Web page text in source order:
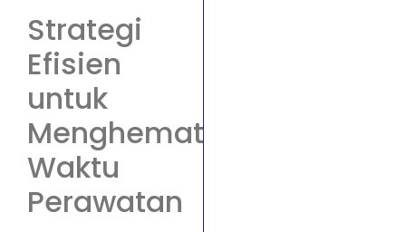
Strategi
Efisien
untuk
Menghemat
Waktu
Perawatan